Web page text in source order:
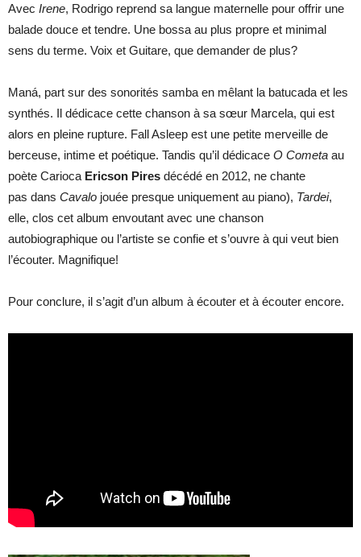
Avec Irene, Rodrigo reprend sa langue maternelle pour offrir une
balade douce et tendre. Une bossa au plus propre et minimal
sens du terme. Voix et Guitare, que demander de plus?
Maná, part sur des sonorités samba en mêlant la batucada et les
synthés. Il dédicace cette chanson à sa sœur Marcela, qui est
alors en pleine rupture. Fall Asleep est une petite merveille de
berceuse, intime et poétique. Tandis qu’il dédicace O Cometa au
poète Carioca Ericson Pires décédé en 2012, ne chante
pas dans Cavalo jouée presque uniquement au piano), Tardei,
elle, clos cet album envoutant avec une chanson
autobiographique ou l’artiste se confie et s’ouvre à qui veut bien
l’écouter. Magnifique!
Pour conclure, il s’agit d’un album à écouter et à écouter encore.